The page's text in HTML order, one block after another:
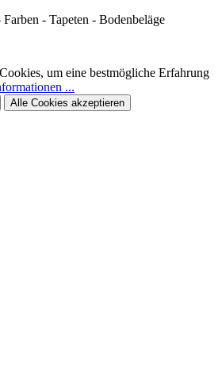
Farben - Tapeten - Bodenbeläge
um eine bestmögliche Erfahrung
...
Alle Cookies akzeptieren